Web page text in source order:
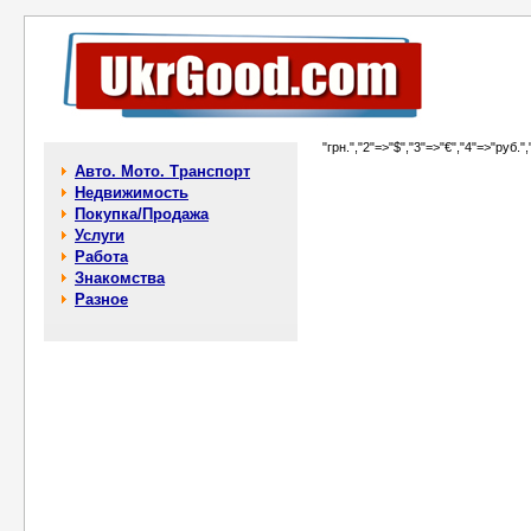
Авто. Мото. Транспорт
Недвижимость
Покупка/Продажа
Услуги
Работа
Знакомства
Разное